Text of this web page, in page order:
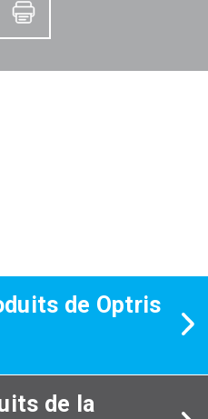
de Optris
de la